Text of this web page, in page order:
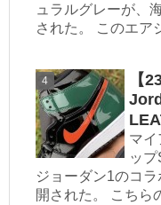
ュラルグレーが、
された。 このエア
【
マイ
ッ
ジョーダン1のコ
開された。 こちら